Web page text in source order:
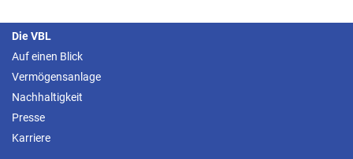
Die VBL
Auf einen Blick
Vermögensanlage
Nachhaltigkeit
Presse
Karriere